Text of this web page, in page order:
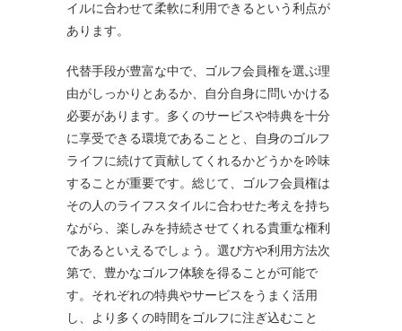
イルに合わせて柔軟に利用できるという利点が
あります。
代替手段が豊富な中で、ゴルフ会員権を選ぶ理
由がしっかりとあるか、自分自身に問いかける
必要があります。多くのサービスや特典を十分
に享受できる環境であることと、自身のゴルフ
ライフに続けて貢献してくれるかどうかを吟味
することが重要です。総じて、ゴルフ会員権は
その人のライフスタイルに合わせた考えを持ち
ながら、楽しみを持続させてくれる貴重な権利
であるといえるでしょう。選び方や利用方法次
第で、豊かなゴルフ体験を得ることが可能で
す。それぞれの特典やサービスをうまく活用
し、より多くの時間をゴルフに注ぎ込むこと